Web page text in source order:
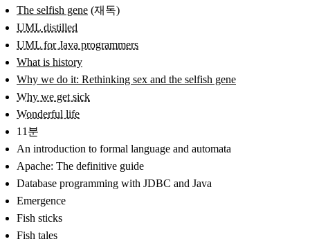
The selfish gene (재독)
UML distilled
UML for Java programmers
What is history
Why we do it: Rethinking sex and the selfish gene
Why we get sick
Wonderful life
11분
An introduction to formal language and automata
Apache: The definitive guide
Database programming with JDBC and Java
Emergence
Fish sticks
Fish tales